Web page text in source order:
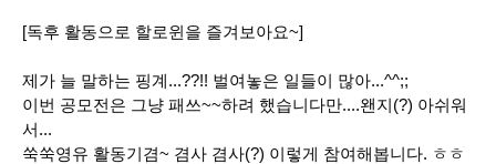
[독후 활동으로 할로윈을 즐겨보아요~]
제가 늘 말하는 핑계...??!! 벌여놓은 일들이 많아...^^;;
이번 공모전은 그냥 패쓰~~하려 했습니다만....왠지(?) 아쉬워
서...
쑥쑥영유 활동기겸~ 겸사 겸사(?) 이렇게 참여해봅니다. ㅎㅎ